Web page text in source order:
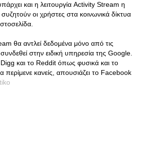
και η λειτουργία Activity Stream η
οι χρήστες στα κοινωνικά δίκτυα
θα αντλεί δεδομένα μόνο από τις
στην ειδική υπηρεσία της Google.
και το Reddit όπως φυσικά και το
κανείς, απουσιάζει το Facebook